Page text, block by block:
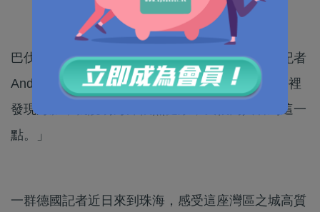
巴伐利亞廣播電視台科教社會編輯部總編、電視記者
Andrea Roth：「海豚代表很好的環境，如果在海裡
發現海豚，就說明海洋依然健康，我很高興看到這一
點。」
一群德國記者近日來到珠海，感受這座灣區之城高質